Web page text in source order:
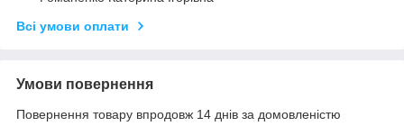
Всі умови оплати
Умови повернення
Повернення товару впродовж 14 днів за домовленістю